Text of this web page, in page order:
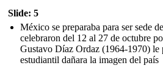
Slide: 5
México se preparaba para ser sede
celebraron del 12 al 27 de octubre
Gustavo Díaz Ordaz (1964-1970) le
estudiantil dañara la imagen del país